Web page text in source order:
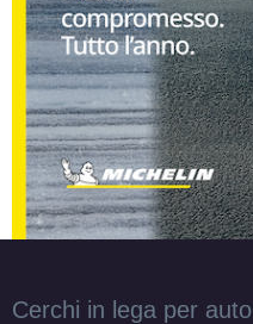
Cerchi in lega per auto